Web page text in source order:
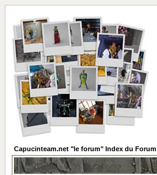
Capucinteam.net "le forum" Index du Forum